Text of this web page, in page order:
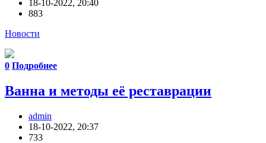
18-10-2022, 20:40
883
Новости
0 Подробнее
Ванна и методы её реставрации
admin
18-10-2022, 20:37
733